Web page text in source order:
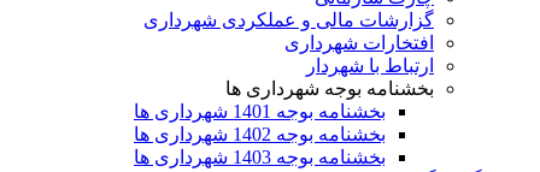
گزارشات مالی و عملکردی شهرداری
افتخارات شهرداری
ارتباط با شهردار
بخشنامه بوجه شهرداری ها
بخشنامه بوجه 1401 شهرداری ها
بخشنامه بوجه 1402 شهرداری ها
بخشنامه بوجه 1403 شهرداری ها